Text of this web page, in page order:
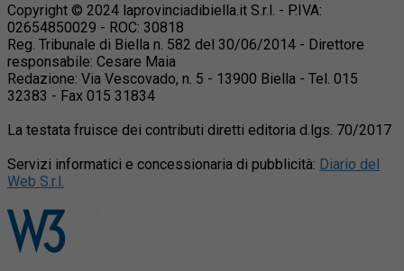
Copyright © 2024 laprovinciadibiella.it S.r.l. - P.IVA:
02654850029 - ROC: 30818
Reg. Tribunale di Biella n. 582 del 30/06/2014 - Direttore
responsabile: Cesare Maia
Redazione: Via Vescovado, n. 5 - 13900 Biella - Tel. 015
32383 - Fax 015 31834
La testata fruisce dei contributi diretti editoria d.lgs. 70/2017
Servizi informatici e concessionaria di pubblicità: Diario del
Web S.r.l.